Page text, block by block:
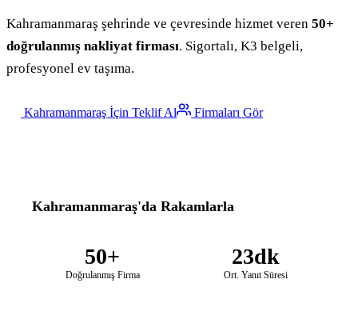
Kahramanmaraş şehrinde ve çevresinde hizmet veren 50+
doğrulanmış nakliyat firması. Sigortalı, K3 belgeli,
profesyonel ev taşıma.
Kahramanmaraş İçin Teklif Al Firmaları Gör
Kahramanmaraş'da Rakamlarla
50+
Doğrulanmış Firma
23dk
Ort. Yanıt Süresi